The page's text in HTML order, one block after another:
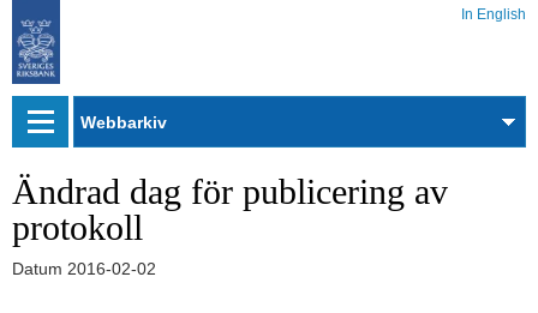
In English
Webbarkiv
Ändrad dag för publicering av
protokoll
Datum 2016-02-02